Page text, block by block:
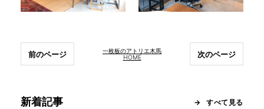
一枚板のアトリエ木馬
HOME
前のページ 次のページ
新着記事 すべて見る